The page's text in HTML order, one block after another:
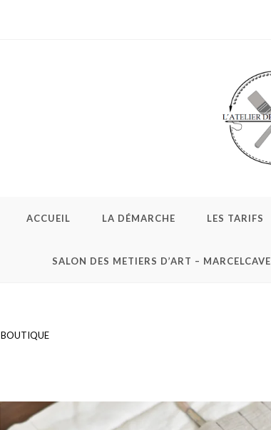
ACCUEIL LA DÉMARCHE LES TARIFS
SALON DES METIERS D’ART – MARCELCAVE
BOUTIQUE